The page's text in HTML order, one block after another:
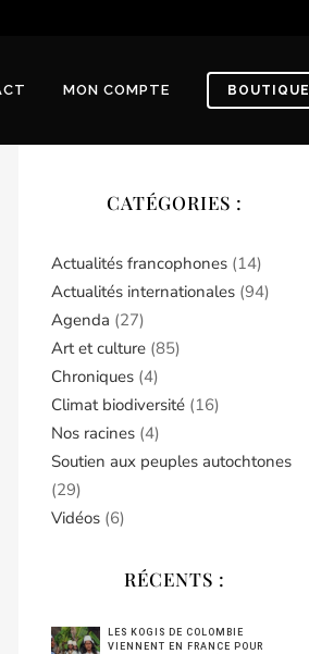
BOUTIQUE
MON COMPTE
CATÉGORIES :
Actualités francophones (14)
Actualités internationales (94)
Agenda (27)
Art et culture (85)
Chroniques (4)
Climat biodiversité (16)
Nos racines (4)
Soutien aux peuples autochtones
(29)
Vidéos (6)
RÉCENTS :
LES KOGIS DE COLOMBIE
VIENNENT EN FRANCE POUR